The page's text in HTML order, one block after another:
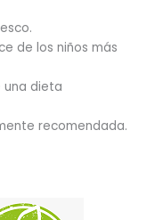
de los niños más
una dieta
recomendada.